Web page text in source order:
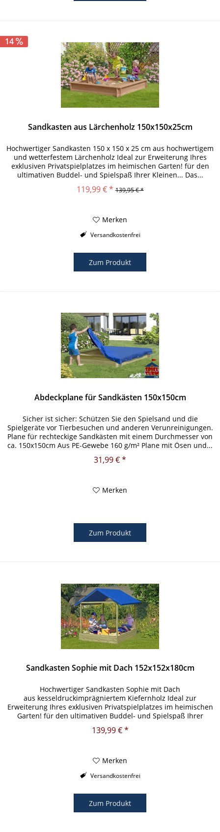
14
Sandkasten aus Lärchenholz 150x150x25cm
Hochwertiger Sandkasten 150 x 150 x 25 cm aus hochwertigem
und wetterfestem Lärchenholz Ideal zur Erweiterung Ihres
exklusiven Privatspielplatzes im heimischen Garten! für den
ultimativen Buddel- und Spielspaß Ihrer Kleinen... Das...
119,99 € * 139,95 € *
Merken
Versandkostenfrei
Zum Produkt
Abdeckplane für Sandkästen 150x150cm
Sicher ist sicher: Schützen Sie den Spielsand und die
Spielgeräte vor Tierbesuchen und anderen Verunreinigungen.
Plane für rechteckige Sandkästen mit einem Durchmesser von
ca. 150x150cm Aus PE-Gewebe 160 g/m² Plane mit Ösen und...
31,99 € *
Merken
Zum Produkt
Sandkasten Sophie mit Dach 152x152x180cm
Hochwertiger Sandkasten Sophie mit Dach
aus kesseldruckimprägniertem Kiefernholz Ideal zur
Erweiterung Ihres exklusiven Privatspielplatzes im heimischen
Garten! für den ultimativen Buddel- und Spielspaß Ihrer
Kleinen... Produktmerkmale:...
139,99 € *
Merken
Versandkostenfrei
Zum Produkt